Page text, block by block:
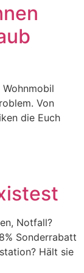
Von
die Euch
Notfall?
Sonderrabatt
Hält sie